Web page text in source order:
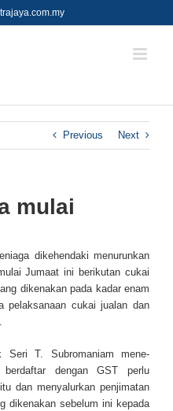
Previous Next
mulai
dikehendaki menurunkan
Jumaat ini berikutan cukai
dikenakan pada kadar enam
pelaksanaan cukai jualan dan
Seri T. Subromaniam mene­
dengan GST perlu
dan menyalurkan penjimatan
dikenakan sebelum ini kepada